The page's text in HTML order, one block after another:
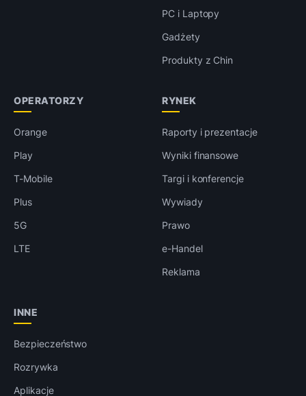
PC i Laptopy
Gadżety
Produkty z Chin
OPERATORZY
Orange
Play
T-Mobile
Plus
5G
LTE
RYNEK
Raporty i prezentacje
Wyniki finansowe
Targi i konferencje
Wywiady
Prawo
e-Handel
Reklama
INNE
Bezpieczeństwo
Rozrywka
Aplikacje